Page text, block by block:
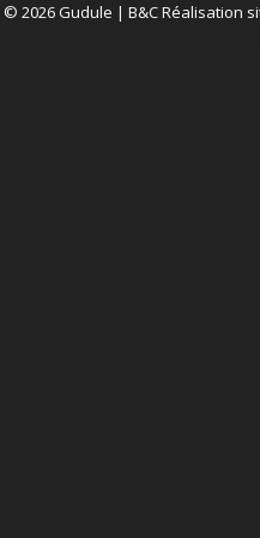
© 2026 Gudule | B&C Réalisation